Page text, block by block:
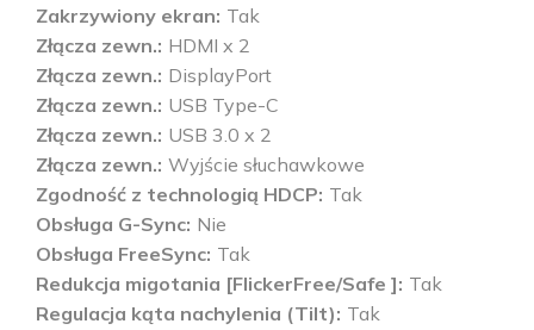
Zakrzywiony ekran Tak
Złącza zewn. HDMI x 2
Złącza zewn. DisplayPort
Złącza zewn. USB Type-C
Złącza zewn. USB 3.0 x 2
Złącza zewn. Wyjście słuchawkowe
Zgodność z technologią HDCP Tak
Obsługa G-Sync Nie
Obsługa FreeSync Tak
Redukcja migotania [FlickerFree/Safe ] Tak
Regulacja kąta nachylenia (Tilt) Tak